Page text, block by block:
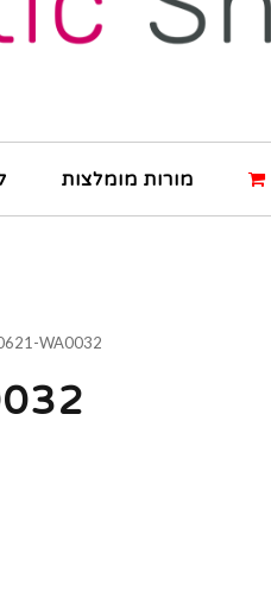
מורות מומלצות
WA0032